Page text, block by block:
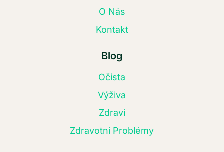
O Nás
Kontakt
Blog
Očista
Výživa
Zdraví
Zdravotní Problémy